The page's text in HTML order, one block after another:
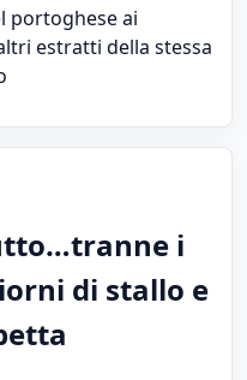
portoghese ai
estratti della stessa
i
di stallo e